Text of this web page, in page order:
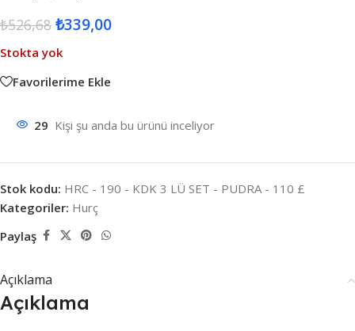
₺526,68 ₺339,00
Stokta yok
Favorilerime Ekle
29 Kişi şu anda bu ürünü inceliyor
Stok kodu: HRC - 190 - KDK 3 LÜ SET - PUDRA - 110 £
Kategoriler: Hurç
Paylaş
Açıklama
Açıklama